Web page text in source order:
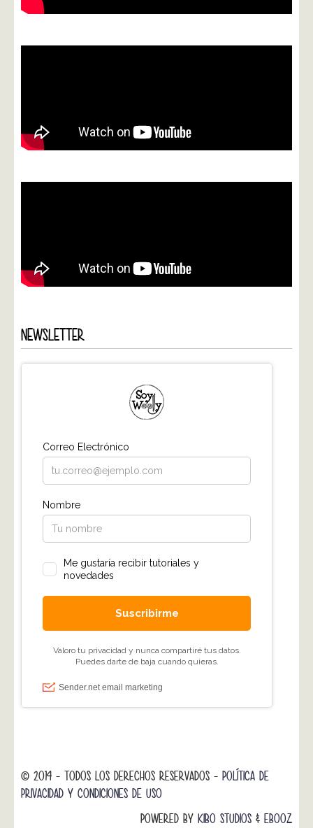
NEWSLETTER
© 2014 - TODOS LOS DERECHOS RESERVADOS - POLÍTICA DE
PRIVACIDAD Y CONDICIONES DE USO
POWERED BY KIBO STUDIOS & EBOOZ